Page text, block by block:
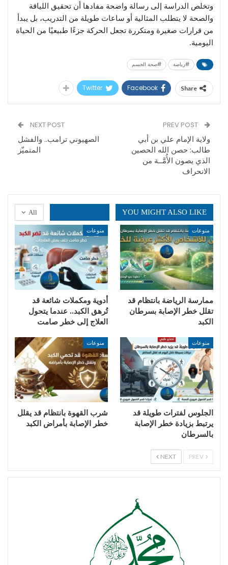
وتخلص الدراسة إلى رسالة واضحة مفادها أن تحقيق اللياقة
والصحة لا يتطلب المثالية أو ساعات طويلة من التدريب، بل يبدأ
من قرارات صغيرة ومتكررة تجعل الحركة جزءًا طبيعيًا من الحياة
اليومية.
#رياضة #صحة الجسم
Share
Facebook
Twitter
ولاية الإمام علي بن أبي
طالب: حصن الله الحصين
الذي يصون الأُمَّــة من
الانحراف
NEXT POST
الصهيوني ترامب.. والفشل
المتميّز
All YOU MIGHT ALSO LIKE
منوعات
ممارسة الرياضة بانتظام قد
تقلل خطر الإصابة بسرطان
الكبد
منوعات
أدوية ومكملات شائعة قد
تُرهق الكبد.. عندما يتحول
العلاج إلى خطر صامت
منوعات
الجلوس لفترات طويلة قد
يرتبط بزيادة خطر الإصابة
بالسرطان
منوعات
شرب القهوة بانتظام قد يقلل
خطر الإصابة بأمراض الكبد
NEXT